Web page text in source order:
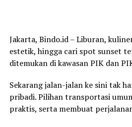
Jakarta, Bindo.id – Liburan,
estetik, hingga cari spot sunset
ditemukan di kawasan PIK dan
Sekarang jalan-jalan ke sini tak
pribadi. Pilihan transportasi
praktis, serta membuat